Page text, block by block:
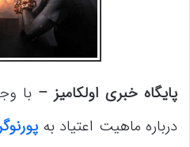
پایگاه خبری اولکامیز – با
درباره ماهیت اعتیاد به